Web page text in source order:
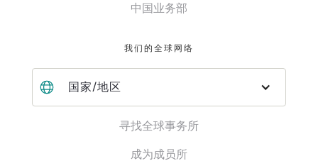
中国业务部
我们的全球网络
国家/地区
寻找全球事务所
成为成员所